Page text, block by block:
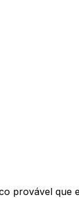
provável que